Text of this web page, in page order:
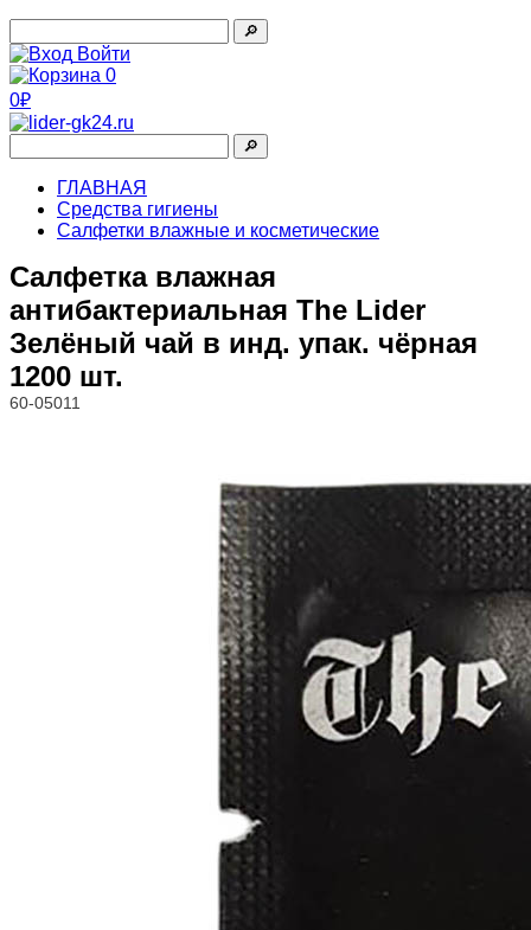
🔎︎
Войти
0
0₽
🔎︎
ГЛАВНАЯ
Средства гигиены
Салфетки влажные и косметические
Салфетка влажная
антибактериальная The Lider
Зелёный чай в инд. упак. чёрная
1200 шт.
60-05011